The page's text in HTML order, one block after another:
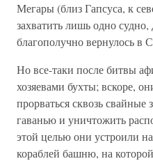
Мегары (близ Гапсуса, к
захватить лишь одно судно,
благополучно вернулось в
Но все-таки после битвы
хозяевами бухты; вскоре,
прорваться сквозь
гаванью и уничтожить
этой целью они устроили
кораблей башню, на